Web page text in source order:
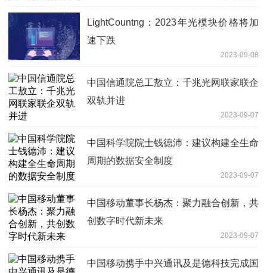
LightCountng：2023年光模块价格将加
速下跌
2023-09-08
中国信通院总工敖立：千兆光网联家联企
双轨并进
2023-09-07
中国科学院院士钱德沛：建议构建全生命
周期的数据安全制度
2023-09-07
中国移动董事长杨杰：聚力融合创新，共
创数字时代新未来
2023-09-07
中国移动携手中兴通讯及是德科技完成国